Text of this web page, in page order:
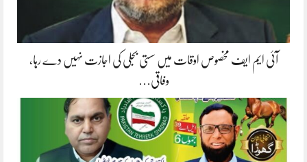
آئی ایم ایف مخصوص اوقات میں سستی بجلی کی اجازت نہیں دے رہا،
وفاقی…